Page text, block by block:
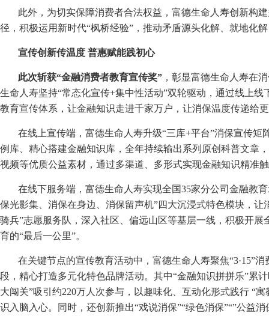
此外，为切实保障消费者合法权益，富德生命人寿创新构
径，积极运用新时代“枫桥经验”，推动矛盾源头化解、就地化
宣传创新传温度 普惠赋能践初心
此次斩获“金融消费者教育宣传奖” ，彰显富德生命人寿在
生命人寿坚持“常态化宣传+集中性活动”双轮驱动，通过线上
教育宣传体系，让金融知识走进千家万户，让消保温度传递给
在线上宣传端，富德生命人寿升级“三库+平台”消保宣传矩
例库、精心搭建金融知识库，全年持续输出系列原创科普文章
视频等优质公益素材，通过多渠道、多形式实现金融知识精准
在线下服务端，富德生命人寿实现全国35家分公司金融教
保光影集、消保在身边、消保留声机”四大沉浸式特色模块，
骑兵”志愿服务队，深入社区、偏远山区等基层一线，积极开
育的“最后一公里”。
在关键节点的宣传教育活动中，富德生命人寿聚焦“3·15”
段，精心打造多元化特色品牌活动。其中“金融知识拼拼乐”累
大闯关”吸引约220万人次参与，以趣味化、互动化形式践行 “
识入脑入心。同时，还创新推出“戏说消保”“绿色消保”“”公益